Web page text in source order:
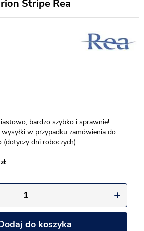
Stripe Rea
bardzo szybko i sprawnie!
w przypadku zamówienia do
dni roboczych)
do koszyka